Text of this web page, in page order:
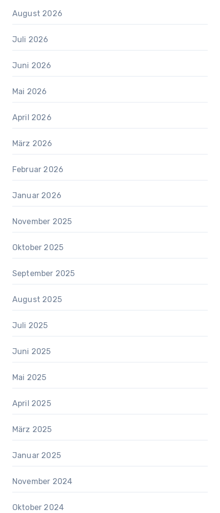
August 2026
Juli 2026
Juni 2026
Mai 2026
April 2026
März 2026
Februar 2026
Januar 2026
November 2025
Oktober 2025
September 2025
August 2025
Juli 2025
Juni 2025
Mai 2025
April 2025
März 2025
Januar 2025
November 2024
Oktober 2024